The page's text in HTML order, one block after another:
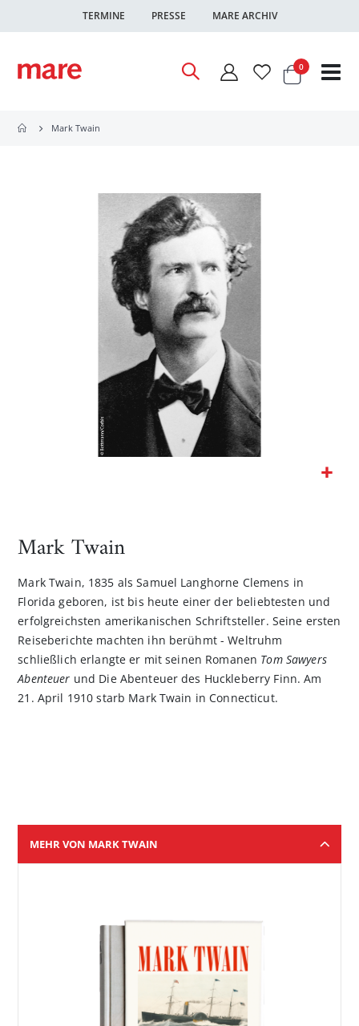
TERMINE PRESSE MARE ARCHIV
Warenkorb
0Artikel
Mark Twain
Bildgalerie
Mark Twain
Mark Twain, 1835 als Samuel Langhorne Clemens in
Florida geboren, ist bis heute einer der beliebtesten und
erfolgreichsten amerikanischen Schriftsteller. Seine ersten
Reiseberichte machten ihn berühmt - Weltruhm
schließlich erlangte er mit seinen Romanen Tom Sawyers
Abenteuer und Die Abenteuer des Huckleberry Finn. Am
21. April 1910 starb Mark Twain in Connecticut.
MEHR VON MARK TWAIN